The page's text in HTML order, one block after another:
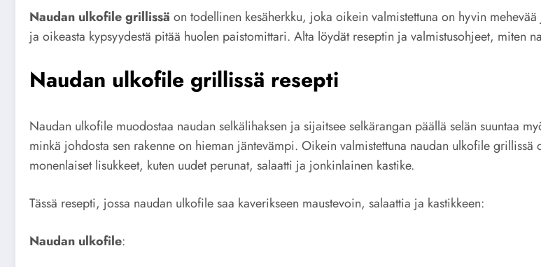
Naudan ulkofile grillissä on todellinen kesäherkku, joka oikein valmistettuna on hyvin
ja oikeasta kypsyydestä pitää huolen paistomittari. Alta löydät reseptin ja valmistusohjeet, miten
Naudan ulkofile grillissä resepti
Naudan ulkofile muodostaa naudan selkälihaksen ja sijaitsee selkärangan päällä selän suuntaa
minkä johdosta sen rakenne on hieman jäntevämpi. Oikein valmistettuna naudan ulkofile
monenlaiset lisukkeet, kuten uudet perunat, salaatti ja jonkinlainen kastike.
Tässä resepti, jossa naudan ulkofile saa kaverikseen maustevoin, salaattia ja kastikkeen:
Naudan ulkofile: